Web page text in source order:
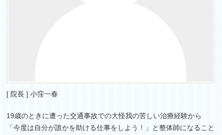
[ 院長 ] 小窪一春
19歳のときに遭った交通事故での大怪我の苦しい治療経験から
「今度は自分が誰かを助ける仕事をしよう！」と整体師になること